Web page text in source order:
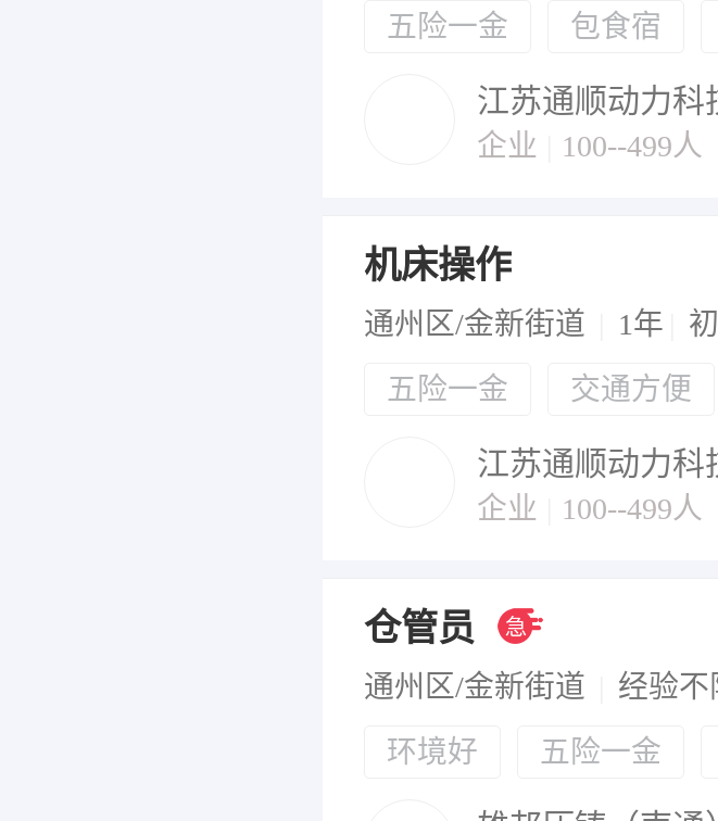
五险一金 包食宿
江苏通顺动力科
企业 100--499人
机床操作
通州区/金新街道
1年
五险一金 交通方便
江苏通顺动力科
企业 100--499人
仓管员
通州区/金新街道
经验不
环境好 五险一金